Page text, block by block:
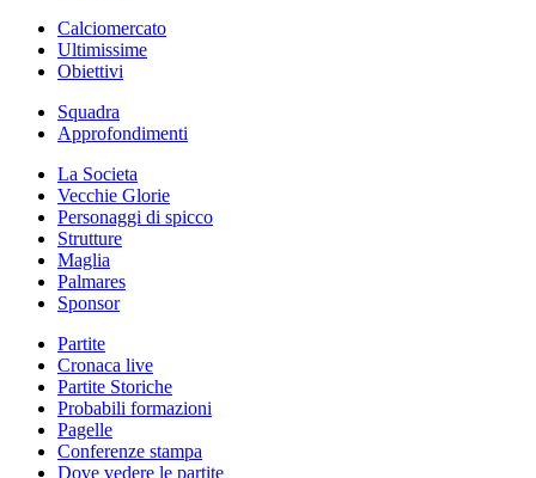
Calciomercato
Ultimissime
Obiettivi
Squadra
Approfondimenti
La Societa
Vecchie Glorie
Personaggi di spicco
Strutture
Maglia
Palmares
Sponsor
Partite
Cronaca live
Partite Storiche
Probabili formazioni
Pagelle
Conferenze stampa
Dove vedere le partite